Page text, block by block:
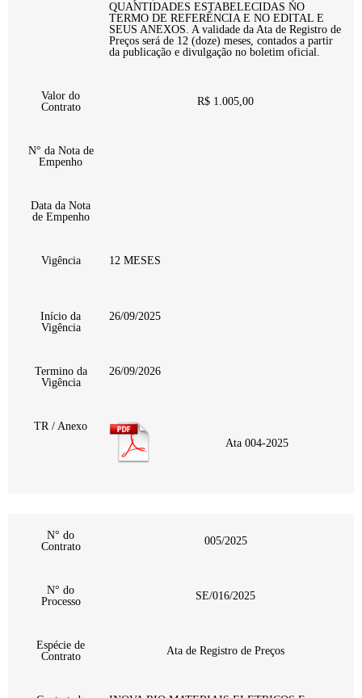
QUANTIDADES ESTABELECIDAS NO
TERMO DE REFERÊNCIA E NO EDITAL E
SEUS ANEXOS. A validade da Ata de Registro de
Preços será de 12 (doze) meses, contados a partir
da publicação e divulgação no boletim oficial.
Valor do
Contrato
R$ 1.005,00
N° da Nota de
Empenho
Data da Nota
de Empenho
Vigência 12 MESES
Início da
Vigência
26/09/2025
Termino da
Vigência
26/09/2026
TR / Anexo
Ata 004-2025
N° do
Contrato
005/2025
N° do
Processo
SE/016/2025
Espécie de
Contrato
Ata de Registro de Preços